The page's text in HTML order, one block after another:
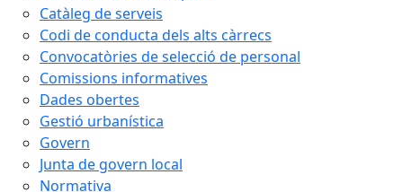
Catàleg de serveis
Codi de conducta dels alts càrrecs
Convocatòries de selecció de personal
Comissions informatives
Dades obertes
Gestió urbanística
Govern
Junta de govern local
Normativa